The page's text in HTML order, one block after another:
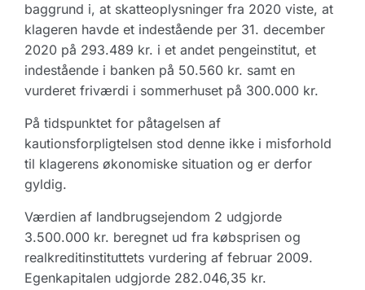
baggrund i, at skatteoplysninger fra 2020 viste, at
klageren havde et indestående per 31. december
2020 på 293.489 kr. i et andet pengeinstitut, et
indestående i banken på 50.560 kr. samt en
vurderet friværdi i sommerhuset på 300.000 kr.
På tidspunktet for påtagelsen af
kautionsforpligtelsen stod denne ikke i misforhold
til klagerens økonomiske situation og er derfor
gyldig.
Værdien af landbrugsejendom 2 udgjorde
3.500.000 kr. beregnet ud fra købsprisen og
realkreditinstituttets vurdering af februar 2009.
Egenkapitalen udgjorde 282.046,35 kr.